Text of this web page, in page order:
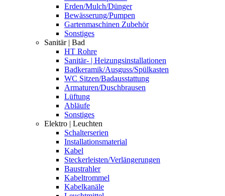
Erden/Mulch/Dünger
Bewässerung/Pumpen
Gartenmaschinen Zubehör
Sonstiges
Sanitär | Bad
HT Rohre
Sanitär- | Heizungsinstallationen
Badkeramik/Ausguss/Spülkasten
WC Sitzen/Badausstattung
Armaturen/Duschbrausen
Lüftung
Abläufe
Sonstiges
Elektro | Leuchten
Schalterserien
Installationsmaterial
Kabel
Steckerleisten/Verlängerungen
Baustrahler
Kabeltrommel
Kabelkanäle